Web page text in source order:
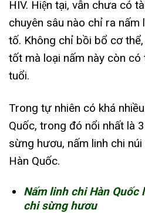
HIV. Hiện tại, vẫn chưa có
chuyên sâu nào chỉ ra
tố. Không chỉ bồi bổ cơ
tốt mà loại nấm này còn
tuổi.
Trong tự nhiên có khá
Quốc, trong đó nổi nhất là
sừng hươu, nấm linh chi
Hàn Quốc.
Nấm linh chi Hàn Quốc
chi sừng hươu